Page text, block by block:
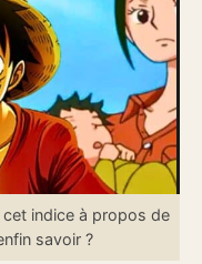
indice à propos de
savoir ?